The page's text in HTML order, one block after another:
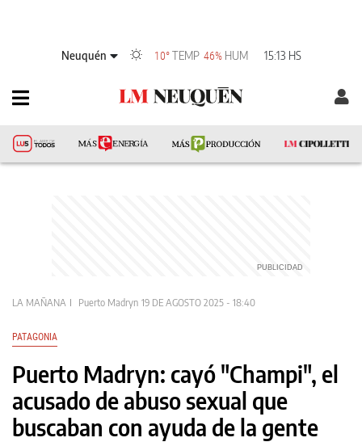
Neuquén 10° TEMP 46% HUM 15:13 HS
LA MAÑANA Puerto Madryn 19 DE AGOSTO 2025 - 18:40
PATAGONIA
Puerto Madryn: cayó "Champi", el
acusado de abuso sexual que
buscaban con ayuda de la gente